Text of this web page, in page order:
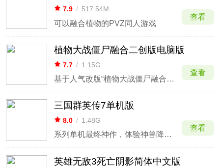
7.9 / 517.54M
可以融合植物的PVZ同人游戏
查看
植物大战僵尸融合二创版电脑版
7.7 / 1.15G
基于人气改版“植物大战僵尸融合版”二次创作，玩法更多、内容更丰富
查看
三国群英传7单机版
8.0 / 1.48G
系列单机最终神作，体验神兽降临与万人混战感。
查看
英雄无敌3死亡阴影简体中文版